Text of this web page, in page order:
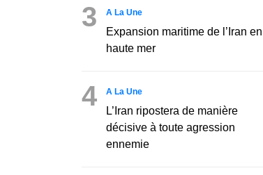
3 A La Une
Expansion maritime de l’Iran en
haute mer
4 A La Une
L’Iran ripostera de manière
décisive à toute agression
ennemie